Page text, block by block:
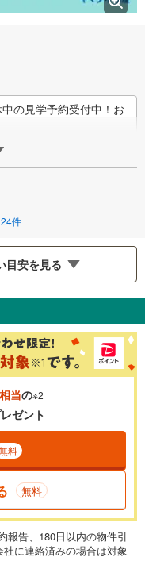
の見学予約受付中！お
件
目安を見る
％
です。多くの金融機関
ています。
万円
相当の※2
ゼント
料
無料
報告、180日以内の物件引
に連絡済みの場合は対象